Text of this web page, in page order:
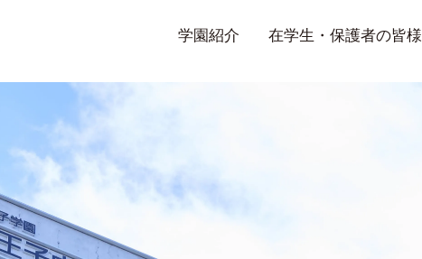
学園紹介 在学生・保護者の皆様